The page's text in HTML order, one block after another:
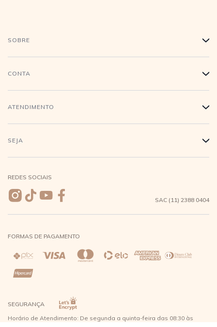
SOBRE +
História
Conecte-se
CONTA +
Login
Meus pedidos
Wishlist
ATENDIMENTO +
Compra Segura
Entrega e Frete
Trocas e Devoluções
Política de Privacidade
SEJA +
REDES SOCIAIS
SAC (11) 2388 0404
FORMAS DE PAGAMENTO
SEGURANÇA
Horário de Atendimento: De segunda a quinta-feira das 08:30 às